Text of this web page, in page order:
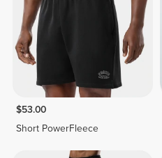
$53.00
Short PowerFleece